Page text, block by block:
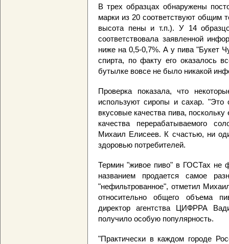
В трех образцах обнаружены
марки из 20 соответствуют общим
высота пены и т.п.). У 14
соответствовала заявленной
ниже на 0,5-0,7%. А у пива "Букет
спирта, по факту его оказалось
бутылке вовсе не было никакой
Проверка показала, что
используют сиропы и сахар. "Это
вкусовые качества пива, поскольку
качества перерабатываемого
Михаил Елисеев. К счастью, ни
здоровью потребителей.
Термин "живое пиво" в ГОСТах не
названием продается самое
"нефильтрованное", отметил
относительно общего объема
директор агентства ЦИФРРА
получило особую популярность.
"Практически в каждом городе